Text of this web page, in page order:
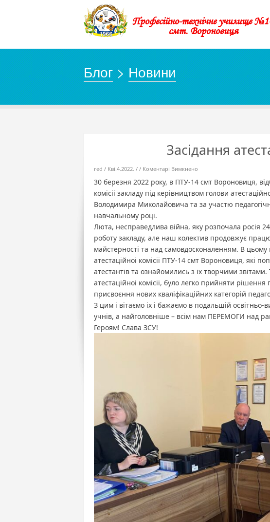
Професійно-технічне училище
смт. Вороновиця
Блог>Новини
Засідання
red / Кві.4.2022. / / Коментарі Вимкнено
атестаційноі
комісіі
30 березня 2022 року, в ПТУ-14 смт Вороновиця,
комісіі закладу під керівництвом голови
Володимира Миколайовича та за участю
навчальному році.
Люта, несправедлива війна, яку розпочала росія
роботу закладу, але наш колектив продовжує
майстерності та над самовдосконаленням. В
атестаційноі комісіі ПТУ-14 смт Вороновиця, які
атестантів та ознайомились з іх творчими
атестаційноі комісіі, було легко прийняти
присвоєння нових кваліфікаційних категорій
З цим і вітаємо іх і бажаємо в подальшій освітньо-
учнів, а найголовніше – всім нам ПЕРЕМОГИ над
Героям! Слава ЗСУ!